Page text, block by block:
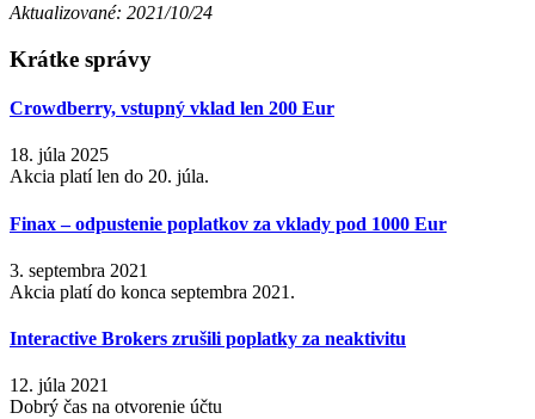
Aktualizované: 2021/10/24
Krátke správy
Crowdberry, vstupný vklad len 200 Eur
18. júla 2025
Akcia platí len do 20. júla.
Finax – odpustenie poplatkov za vklady pod 1000 Eur
3. septembra 2021
Akcia platí do konca septembra 2021.
Interactive Brokers zrušili poplatky za neaktivitu
12. júla 2021
Dobrý čas na otvorenie účtu